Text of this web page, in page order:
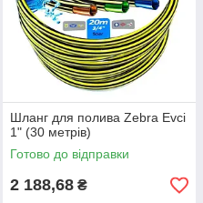
Шланг для полива Zebra Evci
1" (30 метрів)
Готово до відправки
2 188,68 ₴